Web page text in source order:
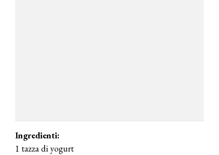
Ingredienti:
1 tazza di yogurt
Cotril alla Festa del Cinema di Roma